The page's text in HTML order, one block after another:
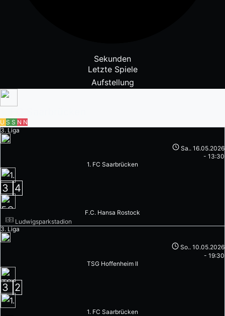
Sekunden
Letzte Spiele
Aufstellung
U S S N N
3. Liga
Sa.. 16.05.2026
- 13:30
1. FC Saarbrücken
3 4
F.C. Hansa Rostock
Ludwigsparkstadion
3. Liga
So.. 10.05.2026
- 19:30
TSG Hoffenheim II
3 2
1. FC Saarbrücken